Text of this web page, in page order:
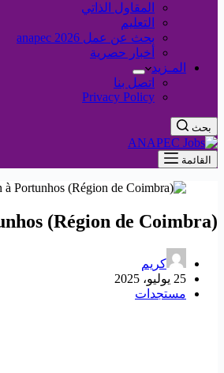
المقاول الذاتي
التعليم
بحث عن عمل 2026 anapec
أخبار حصرية
المـزيد
اتصل بنا
Privacy Policy
بحث
القائمة
(Région de Coimbra) !
كريم
25 يوليو، 2025
مستجدات